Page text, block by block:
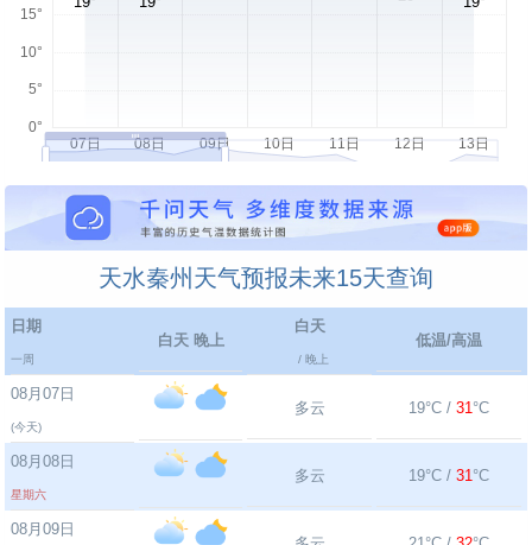
天水秦州天气预报未来15天查询
日期
一周
白天 晚上
白天
/ 晚上
低温/高温
08月07日
(今天)
多云 19°C / 31°C
08月08日
星期六
多云 19°C / 31°C
08月09日